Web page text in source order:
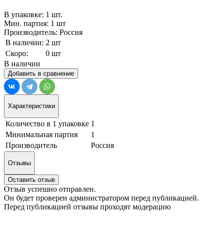
В упаковке: 1 шт.
Мин. партия: 1 шт
Производитель: Россия
В наличии: 2 шт
Скоро:
0 шт
В наличии
Добавить в сравнение
Характеристики
Количество в 1 упаковке 1
Минимальная партия
1
Производитель
Россия
Отзывы
Оставить отзыв
Отзыв успешно отправлен.
Он будет проверен администратором перед публикацией.
Перед публикацией отзывы проходят модерацию